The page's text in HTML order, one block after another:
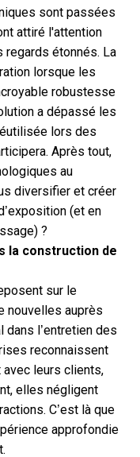
sont passées
attiré l'attention
étonnés. La
lorsque les
robustesse
a dépassé les
lors des
Après tout,
au
diversifier et créer
(et en
?
la construction de
sur le
nouvelles auprès
dans l’entretien des
reconnaissent
avec leurs clients,
elles négligent
C’est là que
approfondie